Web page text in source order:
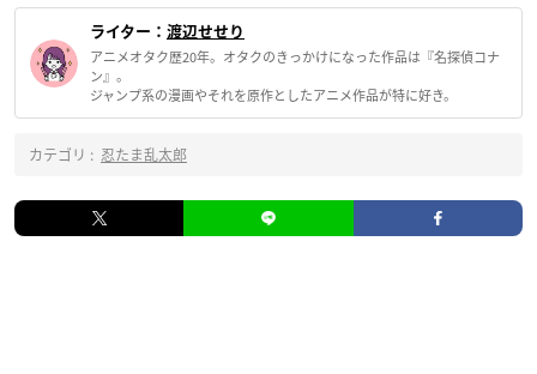
ライター： 渡辺せせり
アニメオタク歴20年。オタクのきっかけになった作品は『名探偵コナ
ン』。
ジャンプ系の漫画やそれを原作としたアニメ作品が特に好き。
カテゴリ : 忍たま乱太郎